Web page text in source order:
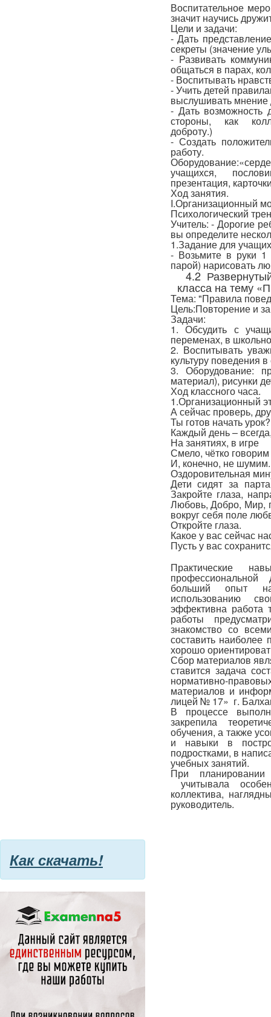
Воспитательное
значит научись
Цели и задачи:
- Дать
секреты (значение
- Развивать
общаться в парах,
- Воспитывать
- Учить детей
выслушивать мнение
- Дать возможность
стороны, как
доброту.)
- Создать
работу.
учащихся,
презентация,
Ход занятия.
I.Организационный
Психологический
Учитель: - Дорогие
вы определите
1.Задание для
- Возьмите в руки 1
парой) нарисовать
4.2
класса на тему
Тема: "Правила
Цель:Повторение и
Задачи:
1. Обсудить с
переменах, в
2. Воспитывать
культуру поведения
3. Оборудование:
материал), рисунки
Ход классного часа.
1.Организационный
А сейчас проверь,
Ты готов начать урок?
Каждый день –
На занятиях, в игре
Смело, чётко говорим
И, конечно, не шумим.
Оздоровительная
Дети сидят за
Закройте глаза,
Любовь, Добро, Мир,
вокруг себя поле
Откройте глаза.
Какое у вас сейчас
Пусть у вас
Практические
больший опыт
использованию
эффективна работа
работы
знакомство со
составить
хорошо
Сбор материалов
ставится задача
нормативно-
материалов и
лицей № 17» г.
В процессе
закрепила
обучения, а также
и навыки в
подростками, в
учебных занятий.
При
учитывала
коллектива,
руководитель.
Как скачать!